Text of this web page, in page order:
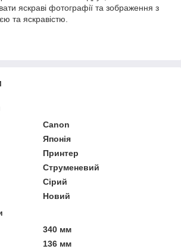
яскраві фотографії та зображення з
та яскравістю.
Canon
Японія
Принтер
Струменевий
Сірий
Новий
340 мм
136 мм